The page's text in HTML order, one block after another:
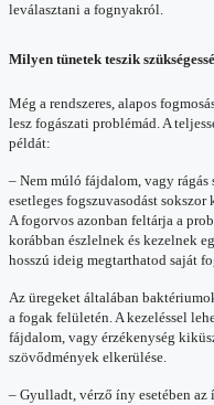
leválasztani a fognyakról.
Milyen tünetek teszik
Még a rendszeres, alapos
lesz fogászati problémád. A
példát:
– Nem múló fájdalom, vagy
esetleges fogszuvasodást
A fogorvos azonban feltárja a
korábban észlelnek és kezelnek
hosszú ideig megtarthatod saját
Az üregeket általában
a fogak felületén. A kezeléssel
fájdalom, vagy érzékenység
szövődmények elkerülése.
– Gyulladt, vérző íny esetében